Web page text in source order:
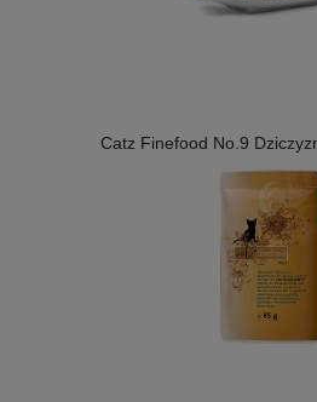
Catz Finefood No.9